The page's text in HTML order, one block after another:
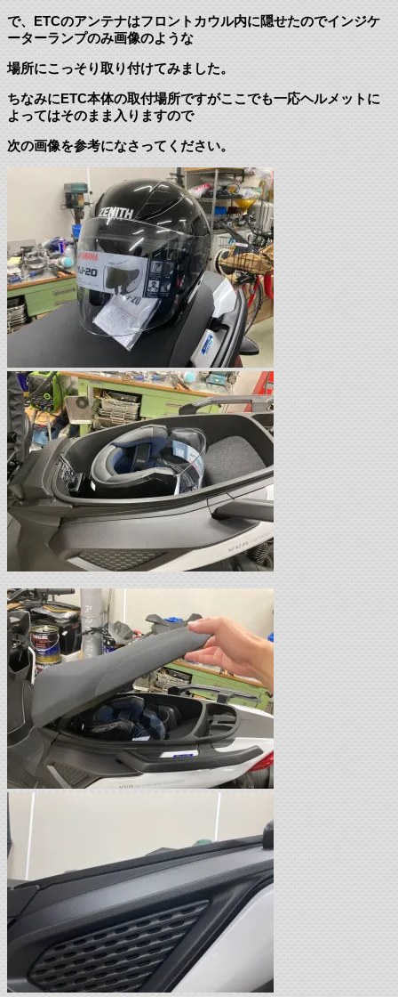
で、ETCのアンテナはフロントカウル内に隠せたのでインジケ
ーターランプのみ画像のような
場所にこっそり取り付けてみました。
ちなみにETC本体の取付場所ですがここでも一応ヘルメットに
よってはそのまま入りますので
次の画像を参考になさってください。